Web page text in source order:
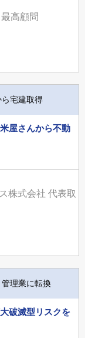
高顧問
ら宅建取得
屋さんから不動
株式会社 代表取
管理業に転換
破滅型リスクを